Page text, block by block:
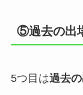
⑤過去の出
5つ目は過去